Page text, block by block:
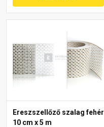
Ereszszellőző szalag fehér
10 cm x 5 m